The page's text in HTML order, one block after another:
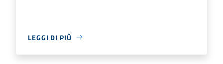
LEGGI DI PIÙ